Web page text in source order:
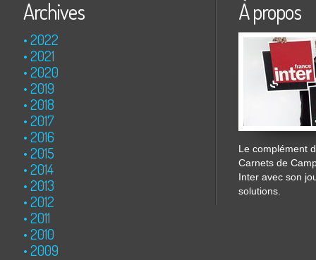
Archives
2022
2021
2020
2019
2018
2017
2016
2015
2014
2013
2012
2011
2010
2009
À propos
Le complément
Carnets de
Inter avec son
solutions.